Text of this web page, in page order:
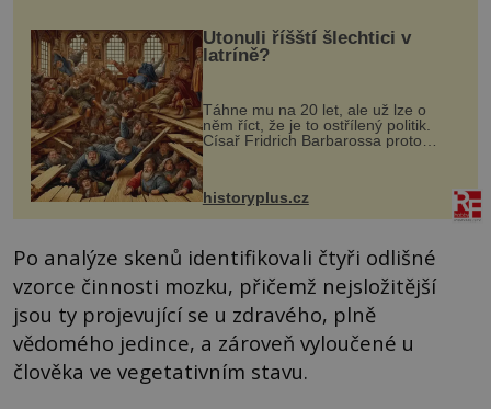
Utonuli říšští šlechtici v
latríně?
Táhne mu na 20 let, ale už lze o
něm říct, že je to ostřílený politik.
Císař Fridrich Barbarossa proto
posílá svého syna a dědice Jindřicha
VI. do Erfurtu, aby se stal
prostředníkem při řešení sporu m...
historyplus.cz
Po analýze skenů identifikovali čtyři odlišné
vzorce činnosti mozku, přičemž nejsložitější
jsou ty projevující se u zdravého, plně
vědomého jedince, a zároveň vyloučené u
člověka ve vegetativním stavu.